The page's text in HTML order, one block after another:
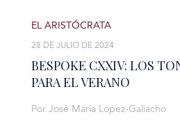
BESPOKE CXXIV: LOS
PARA EL VERANO
28 DE JULIO DE 2024
EL ARISTÓCRATA
Por José María López-Galiacho